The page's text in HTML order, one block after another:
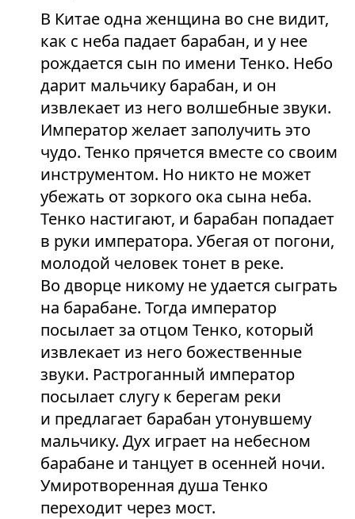
В Китае одна женщина во сне видит,
как с неба падает барабан, и у нее
рождается сын по имени Тенко. Небо
дарит мальчику барабан, и он
извлекает из него волшебные звуки.
Император желает заполучить это
чудо. Тенко прячется вместе со своим
инструментом. Но никто не может
убежать от зоркого ока сына неба.
Тенко настигают, и барабан попадает
в руки императора. Убегая от погони,
молодой человек тонет в реке.
Во дворце никому не удается сыграть
на барабане. Тогда император
посылает за отцом Тенко, который
извлекает из него божественные
звуки. Растроганный император
посылает слугу к берегам реки
и предлагает барабан утонувшему
мальчику. Дух играет на небесном
барабане и танцует в осенней ночи.
Умиротворенная душа Тенко
переходит через мост.